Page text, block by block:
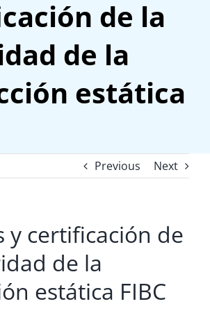
de la
de la
estática
Previous Next
y certificación de
de la
estática FIBC